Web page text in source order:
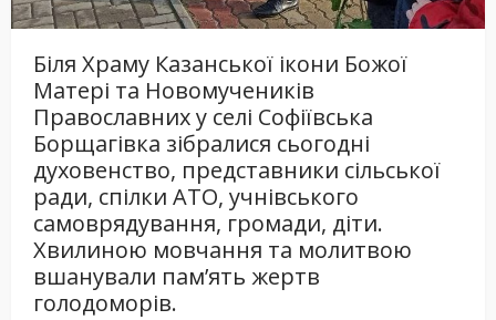
Біля Храму Казанської ікони Божої
Матері та Новомучеників
Православних у селі Софіївська
Борщагівка зібралися сьогодні
духовенство, представники сільської
ради, спілки АТО, учнівського
самоврядування, громади, діти.
Хвилиною мовчання та молитвою
вшанували пам’ять жертв
голодоморів.